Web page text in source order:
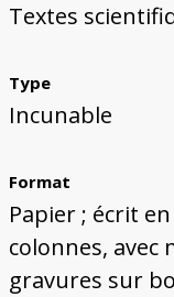
Textes
Type
Incunable
Format
Papier ; écrit
colonnes, avec
gravures sur